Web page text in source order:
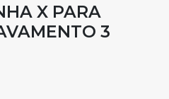
X PARA
3